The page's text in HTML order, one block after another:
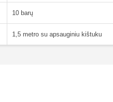
10 barų
1,5 metro su apsauginiu kištuku